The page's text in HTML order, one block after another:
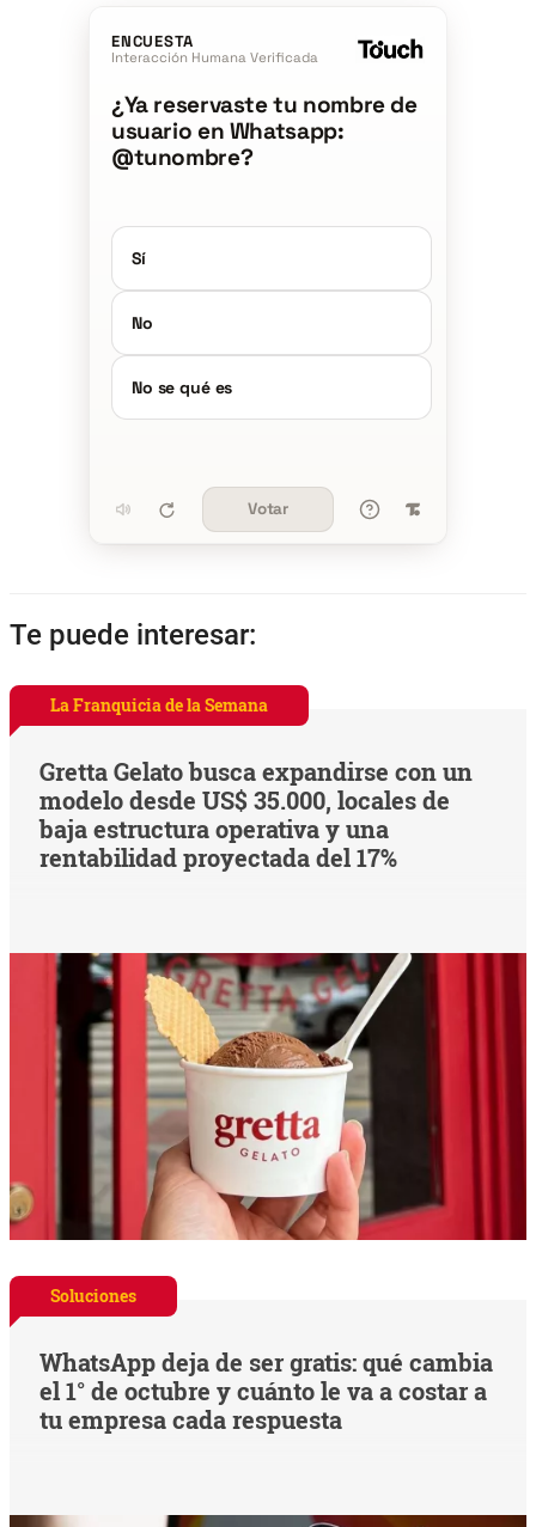
ENCUESTA
Interacción Humana Verificada
¿Ya reservaste tu nombre de
usuario en Whatsapp:
@tunombre?
Sí
No
No se qué es
Votar
Te puede interesar:
La Franquicia de la Semana
Gretta Gelato busca expandirse con un
modelo desde US$ 35.000, locales de
baja estructura operativa y una
rentabilidad proyectada del 17%
Soluciones
WhatsApp deja de ser gratis: qué cambia
el 1° de octubre y cuánto le va a costar a
tu empresa cada respuesta